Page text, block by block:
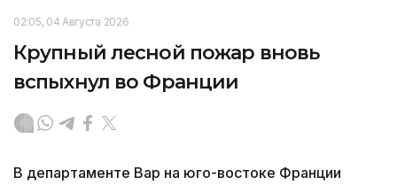
02:05, 04 Августа 2026
Крупный лесной пожар вновь
вспыхнул во Франции
В департаменте Вар на юго-востоке Франции